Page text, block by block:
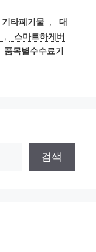
기타폐기물 ,
대
,
스마트하게버
품목별수수료기
검색